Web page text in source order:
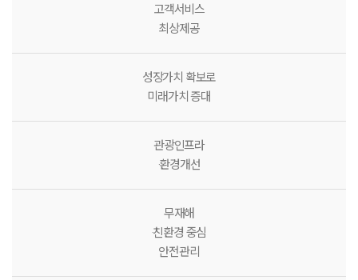
고객서비스
최상제공
성장가치 확보로
미래가치 증대
관광인프라
·환경개선
무재해
·친환경 중심
안전관리